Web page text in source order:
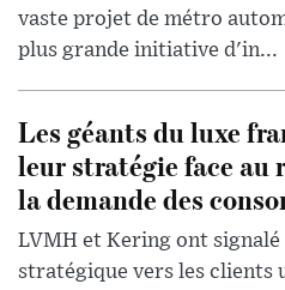
vaste projet de métro
plus grande initiative d'in...
Les géants du luxe
leur stratégie face au
la demande des
LVMH et Kering ont signalé
stratégique vers les clients